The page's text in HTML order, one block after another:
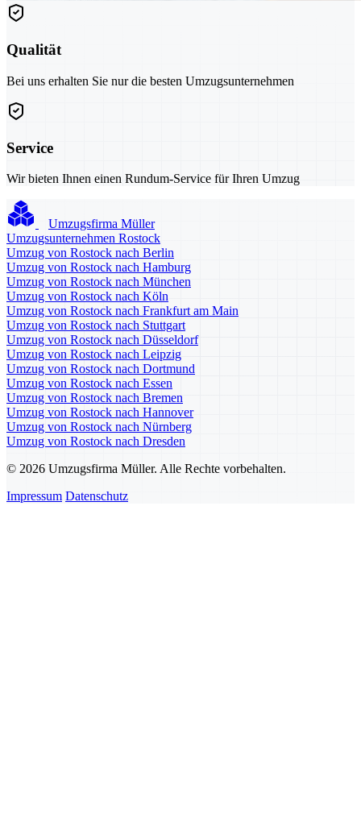
Qualität
Bei uns erhalten Sie nur die besten Umzugsunternehmen
Service
Wir bieten Ihnen einen Rundum-Service für Ihren Umzug
Umzugsfirma Müller
Umzugsunternehmen Rostock
Umzug von Rostock nach Berlin
Umzug von Rostock nach Hamburg
Umzug von Rostock nach München
Umzug von Rostock nach Köln
Umzug von Rostock nach Frankfurt am Main
Umzug von Rostock nach Stuttgart
Umzug von Rostock nach Düsseldorf
Umzug von Rostock nach Leipzig
Umzug von Rostock nach Dortmund
Umzug von Rostock nach Essen
Umzug von Rostock nach Bremen
Umzug von Rostock nach Hannover
Umzug von Rostock nach Nürnberg
Umzug von Rostock nach Dresden
© 2026 Umzugsfirma Müller. Alle Rechte vorbehalten.
Impressum Datenschutz